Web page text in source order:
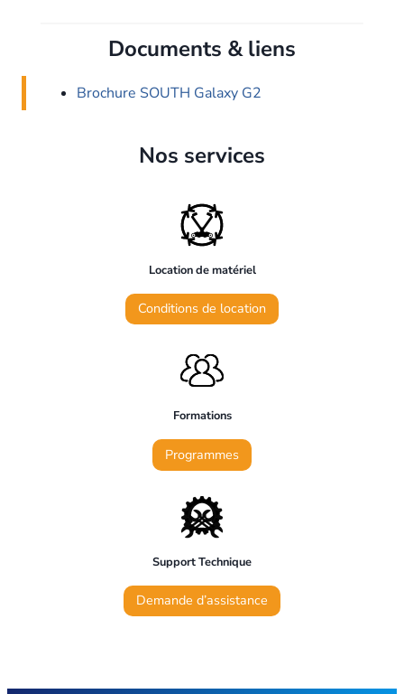
Documents & liens
Brochure SOUTH Galaxy G2
Nos services
Location de matériel
Conditions de location
Formations
Programmes
Support Technique
Demande d’assistance